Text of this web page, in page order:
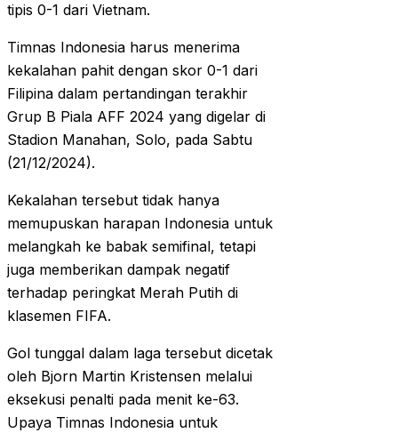
tipis 0-1 dari Vietnam.
Timnas Indonesia harus menerima
kekalahan pahit dengan skor 0-1 dari
Filipina dalam pertandingan terakhir
Grup B Piala AFF 2024 yang digelar di
Stadion Manahan, Solo, pada Sabtu
(21/12/2024).
Kekalahan tersebut tidak hanya
memupuskan harapan Indonesia untuk
melangkah ke babak semifinal, tetapi
juga memberikan dampak negatif
terhadap peringkat Merah Putih di
klasemen FIFA.
Gol tunggal dalam laga tersebut dicetak
oleh Bjorn Martin Kristensen melalui
eksekusi penalti pada menit ke-63.
Upaya Timnas Indonesia untuk